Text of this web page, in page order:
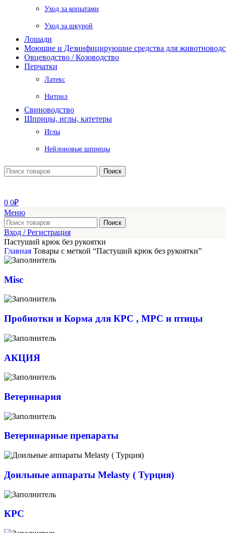
Уход за копытами
Уход за шкурой
Лошади
Моющие и Дезинфицирующие средства для
Овцеводство / Козоводство
Перчатки
Латекс
Нитрил
Свиноводство
Шприцы, иглы, катетеры
Иглы
Нейлоновые шприцы
Поиск
0 0₽
Меню
Поиск
Вход / Регистрация
Пастуший крюк без рукоятки
Главная Товары с меткой “Пастуший крюк без рукоятки”
Misc
Пробиотки и Корма для КРС , МРС и птицы
АКЦИЯ
Ветеринария
Ветеринарные препараты
Доильные аппараты Melasty ( Турция)
КРС